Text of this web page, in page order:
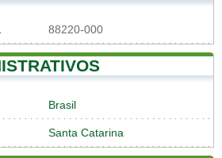
88220-000
Brasil
Santa Catarina